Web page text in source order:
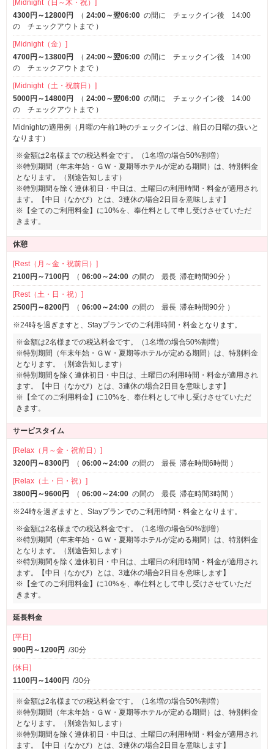
[Midnight（日～木・祝）]
4300円～12800円
（ 24:00～翌06:00 の間に チェックイン後 14:00
の チェックアウトまで ）
[Midnight（金）]
4700円～13800円
（ 24:00～翌06:00 の間に チェックイン後 14:00
の チェックアウトまで ）
[Midnight（土・祝前日）]
5000円～14800円
（ 24:00～翌06:00 の間に チェックイン後 14:00
の チェックアウトまで ）
Midnightの適用例（月曜の午前1時のチェックインは、前日の日曜の扱いと
なります）
※金額は2名様までの税込料金です。（1名増の場合50%割増）
※特別期間（年末年始・ＧＷ・夏期等ホテルが定める期間）は、特別料金
となります。（別途告知します）
※特別期間を除く連休初日・中日は、土曜日の利用時間・料金が適用され
ます。【中日（なかび）とは、3連休の場合2日目を意味します】
※【全てのご利用料金】に10%を、奉仕料として申し受けさせていただ
きます。
休憩
[Rest（月～金・祝前日）]
2100円～7100円
（ 06:00～24:00 の間の 最長 滞在時間90分 ）
[Rest（土・日・祝）]
2500円～8200円
（ 06:00～24:00 の間の 最長 滞在時間90分 ）
※24時を過ぎますと、Stayプランでのご利用時間・料金となります。
※金額は2名様までの税込料金です。（1名増の場合50%割増）
※特別期間（年末年始・ＧＷ・夏期等ホテルが定める期間）は、特別料金
となります。（別途告知します）
※特別期間を除く連休初日・中日は、土曜日の利用時間・料金が適用され
ます。【中日（なかび）とは、3連休の場合2日目を意味します】
※【全てのご利用料金】に10%を、奉仕料として申し受けさせていただ
きます。
サービスタイム
[Relax（月～金・祝前日）]
3200円～8300円
（ 06:00～24:00 の間の 最長 滞在時間6時間 ）
[Relax（土・日・祝）]
3800円～9600円
（ 06:00～24:00 の間の 最長 滞在時間3時間 ）
※24時を過ぎますと、Stayプランでのご利用時間・料金となります。
※金額は2名様までの税込料金です。（1名増の場合50%割増）
※特別期間（年末年始・ＧＷ・夏期等ホテルが定める期間）は、特別料金
となります。（別途告知します）
※特別期間を除く連休初日・中日は、土曜日の利用時間・料金が適用され
ます。【中日（なかび）とは、3連休の場合2日目を意味します】
※【全てのご利用料金】に10%を、奉仕料として申し受けさせていただ
きます。
延長料金
[平日]
900円～1200円 /30分
[休日]
1100円～1400円 /30分
※金額は2名様までの税込料金です。（1名増の場合50%割増）
※特別期間（年末年始・ＧＷ・夏期等ホテルが定める期間）は、特別料金
となります。（別途告知します）
※特別期間を除く連休初日・中日は、土曜日の利用時間・料金が適用され
ます。【中日（なかび）とは、3連休の場合2日目を意味します】